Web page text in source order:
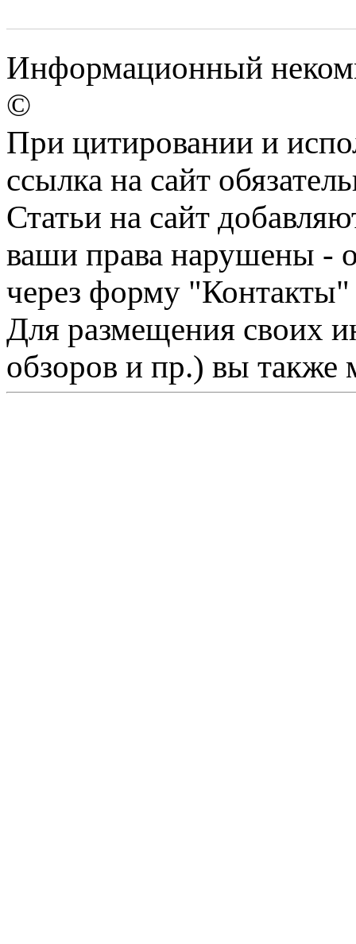
Информационный
©
При цитировании и
ссылка на сайт
Статьи на сайт
ваши права нарушены -
через форму "Контакты"
Для размещения своих
обзоров и пр.) вы также